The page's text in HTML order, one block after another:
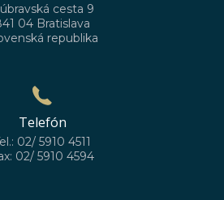
cesta 9
04 Bratislava
republika
Telefón
02/ 5910 4511
02/ 5910 4594